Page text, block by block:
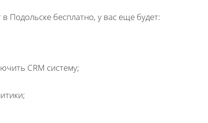
Подольске бесплатно, у вас еще будет:
CRM систему;